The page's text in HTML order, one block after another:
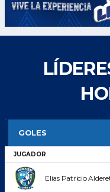
GOLES
JUGADOR
Elias Patricio